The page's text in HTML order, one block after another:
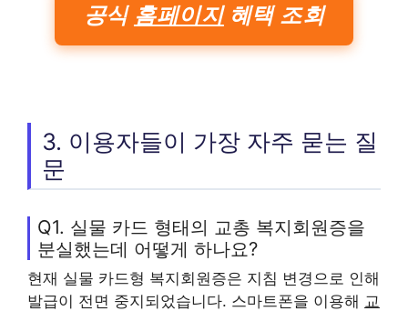
공식 홈페이지혜택 조회
3. 이용자들이 가장 자주 묻는 질
문
Q1. 실물 카드 형태의 교총 복지회원증을
분실했는데 어떻게 하나요?
현재 실물 카드형 복지회원증은 지침 변경으로 인해
발급이 전면 중지되었습니다. 스마트폰을 이용해 교